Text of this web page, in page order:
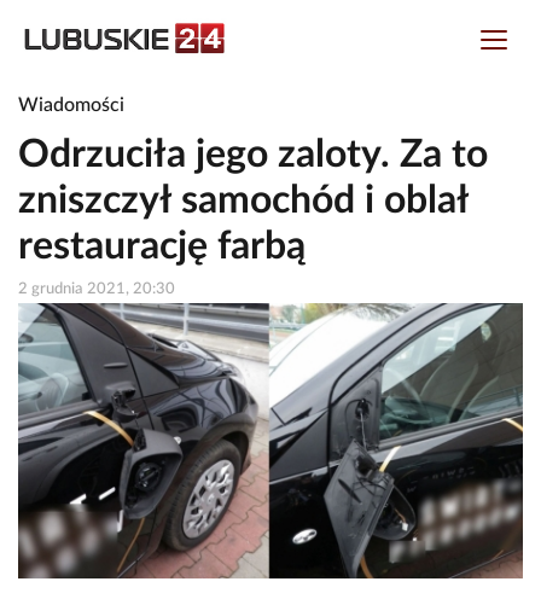
Wiadomości
Odrzuciła jego zaloty. Za to
zniszczył samochód i oblał
restaurację farbą
2 grudnia 2021, 20:30